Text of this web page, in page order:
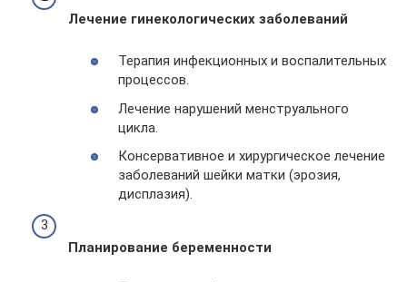
Лечение гинекологических заболеваний
Терапия инфекционных и воспалительных
процессов.
Лечение нарушений менструального
цикла.
Консервативное и хирургическое лечение
заболеваний шейки матки (эрозия,
дисплазия).
Планирование беременности